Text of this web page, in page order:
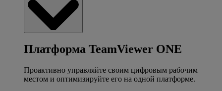
Платформа TeamViewer ONE
Проактивно управляйте своим цифровым рабочим
местом и оптимизируйте его на одной платформе.